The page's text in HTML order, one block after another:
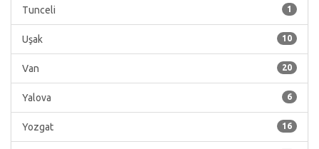
1
Tunceli
10
Uşak
20
Van
6
Yalova
16
Yozgat